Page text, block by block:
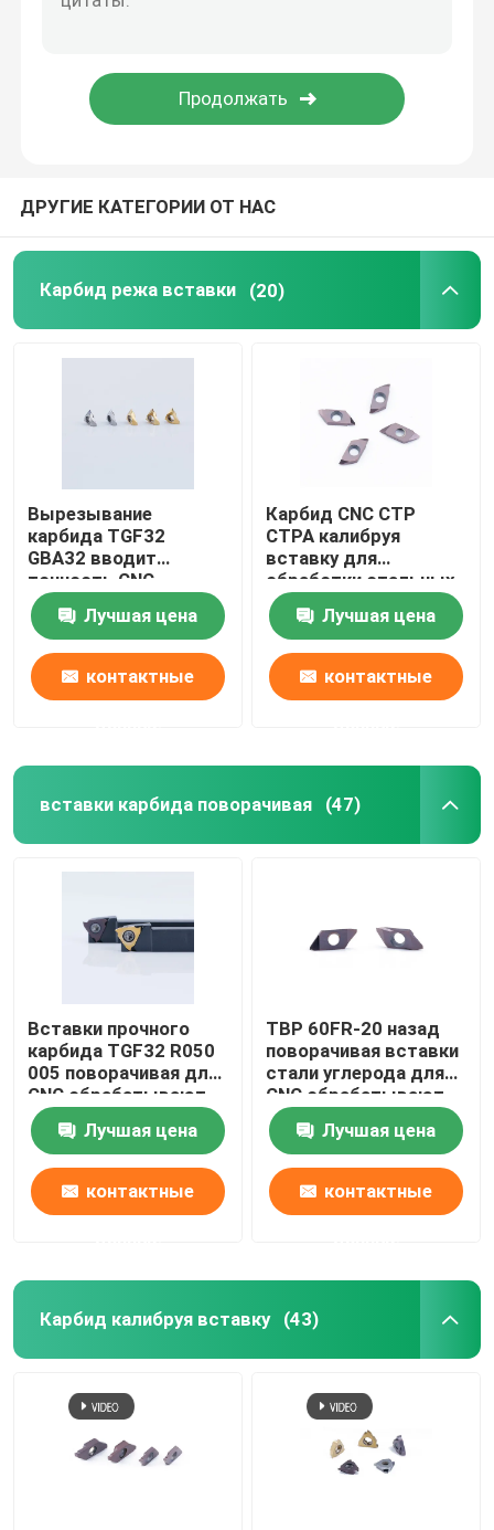
Инструменты карбида сверля
Держатель инструмента CNC
ДРУГИЕ КАТЕГОРИИ ОТ НАС
Карбид режа вставки (20)
Вырезывание
карбида TGF32
GBA32 вводит
точность CNC
Вертикальн-
установленную
токарным станком
Лучшая цена
контактные
Карбид CNC CTP
CTPA калибруя
вставку для
обработки стальных
небольших частей
Лучшая цена
контактные
вставки карбида поворачивая (47)
Вставки прочного
карбида TGF32 R050
005 поворачивая для
CNC обрабатывают
калибровать на
токарном станке
подвергать
механической
обработке
Лучшая цена
контактные
TBP 60FR-20 назад
поворачивая вставки
стали углерода для
CNC обрабатывают
стальной подвергать
на токарном станке
механической
обработке частей
Лучшая цена
контактные
Карбид калибруя вставку (43)